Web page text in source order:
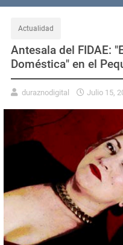
Actualidad
Antesala del FIDAE:
Doméstica" en el
duraznodigital Julio 15,